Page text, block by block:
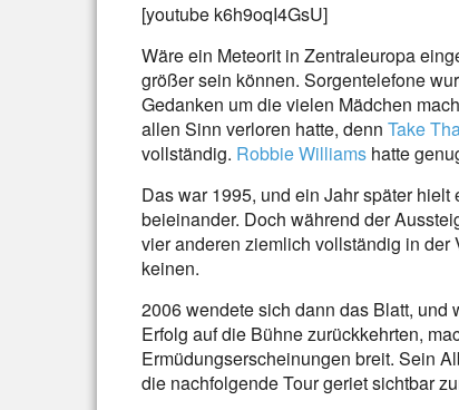
[youtube k6h9oqI4GsU]
Wäre ein Meteorit in Zentraleuropa
größer sein können. Sorgentelefone
Gedanken um die vielen Mädchen
allen Sinn verloren hatte, denn Take
vollständig. Robbie Williams hatte
Das war 1995, und ein Jahr später
beieinander. Doch während der
vier anderen ziemlich vollständig in
keinen.
2006 wendete sich dann das Blatt,
Erfolg auf die Bühne zurückkehrten,
Ermüdungserscheinungen breit. Sein
die nachfolgende Tour geriet sichtbar